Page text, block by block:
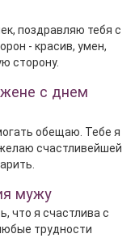
поздравляю тебя с
- красив, умен,
сторону.
жене с днем
обещаю. Тебе я
счастливейшей
мужу
что я счастлива с
трудности